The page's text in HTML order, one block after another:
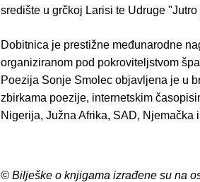
središte u grčkoj Larisi te Udruge
Dobitnica je prestižne međunarodne
organiziranom pod pokroviteljstvom
Poezija Sonje Smolec objavljena je u
zbirkama poezije, internetskim
Nigerija, Južna Afrika, SAD, Njemačka
© Bilješke o knjigama izrađene su na